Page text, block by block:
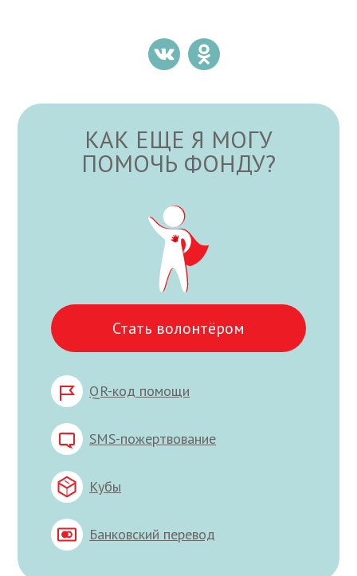
КАК ЕЩЕ Я МОГУ
ПОМОЧЬ ФОНДУ?
Стать волонтёром
QR-код помощи
SMS-пожертвование
Кубы
Банковский перевод